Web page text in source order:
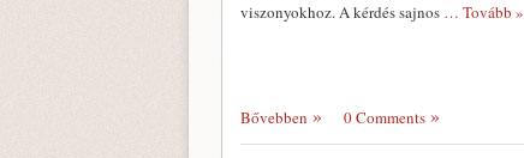
viszonyokhoz. A kérdés sajnos … Tovább »
Bővebben 0 Comments